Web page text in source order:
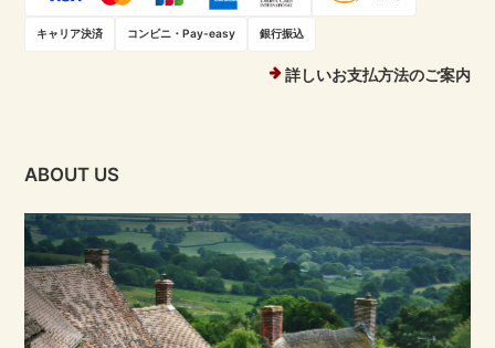
キャリア決済 コンビニ・Pay-easy 銀行振込
詳しいお支払方法のご案内
ABOUT US